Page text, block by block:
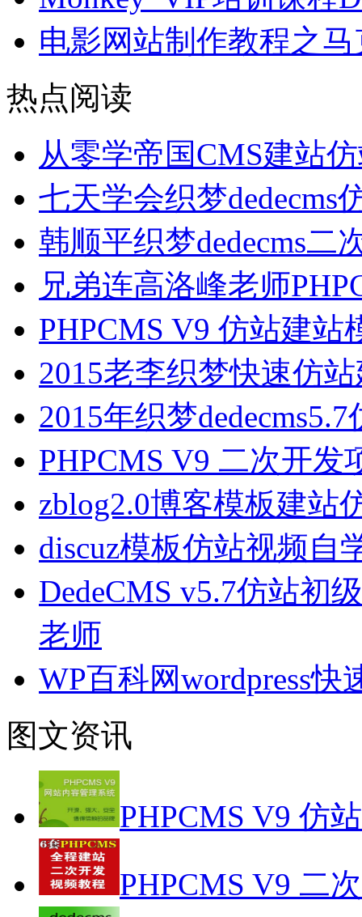
电影网站制作教程之
热点阅读
从零学帝国CMS建站
七天学会织梦dedecms
韩顺平织梦dedecms二
兄弟连高洛峰老师
PHPCMS V9 仿站建
2015老李织梦快速仿
2015年织梦
PHPCMS V9 二次开
zblog2.0博客模板建站
discuz模板仿站视频自
DedeCMS v5.7仿站初
老师
WP百科网wordpress
图文资讯
PHPCMS V9 仿
PHPCMS V9 二